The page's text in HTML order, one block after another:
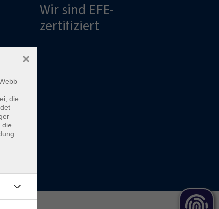
Wir sind EFE-
zertifiziert
die
die
×